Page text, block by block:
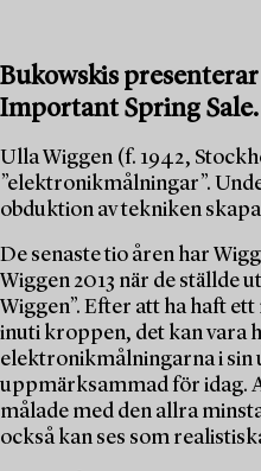
Bukowskis
Important Spring Sale.
Ulla Wiggen (f. 1942,
”elektronikmålningar”.
obduktion av tekniken
De senaste tio åren har
Wiggen 2013 när de ställde
Wiggen”. Efter att ha haft
inuti kroppen, det kan vara
elektronikmålningarna i sin
uppmärksammad för idag.
målade med den allra
också kan ses som